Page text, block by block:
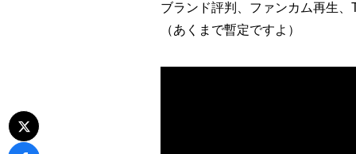
ブランド評判、ファンカム再生
（あくまで暫定ですよ）